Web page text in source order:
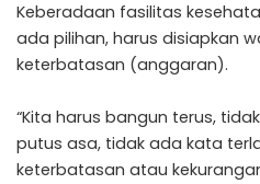
Keberadaan fasilitas
ada pilihan, harus disiapkan
keterbatasan (anggaran).
“Kita harus bangun terus,
putus asa, tidak ada kata
keterbatasan atau